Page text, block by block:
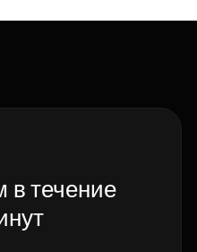
в течение